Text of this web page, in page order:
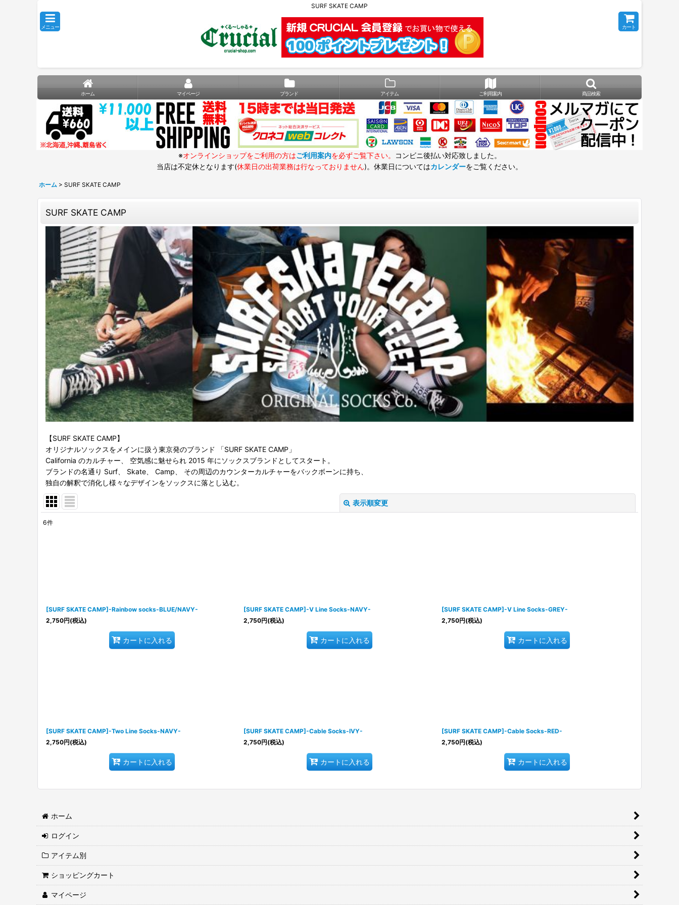
SURF SKATE CAMP
メニュー カート
ホーム マイページ ブランド アイテム ご利用案内 商品検索
※オンラインショップをご利用の方はご利用案内を必ずご覧下さい。
コンビニ後払い対応致しました。
当店は不定休となります(休業日の出荷業務は行なっておりません)。休業日についてはカレンダーをご覧ください。
ホーム > SURF SKATE CAMP
SURF SKATE CAMP
【SURF SKATE CAMP】
オリジナルソックスをメインに扱う東京発のブランド 「SURF SKATE CAMP」
California のカルチャー、 空気感に魅せられ 2015 年にソックスブランドとしてスタート。
ブランドの名通り Surf、 Skate、 Camp、 その周辺のカウンターカルチャーをバックボーンに持ち、
独自の解釈で消化し様々なデザインをソックスに落とし込む。
表示順変更
6件
[SURF SKATE CAMP]-Rainbow socks-BLUE/NAVY-
2,750円(税込)
カートに入れる
[SURF SKATE CAMP]-V Line Socks-NAVY-
2,750円(税込)
カートに入れる
[SURF SKATE CAMP]-V Line Socks-GREY-
2,750円(税込)
カートに入れる
[SURF SKATE CAMP]-Two Line Socks-NAVY-
2,750円(税込)
カートに入れる
[SURF SKATE CAMP]-Cable Socks-IVY-
2,750円(税込)
カートに入れる
[SURF SKATE CAMP]-Cable Socks-RED-
2,750円(税込)
カートに入れる
ホーム
ログイン
アイテム別
ショッピングカート
マイページ